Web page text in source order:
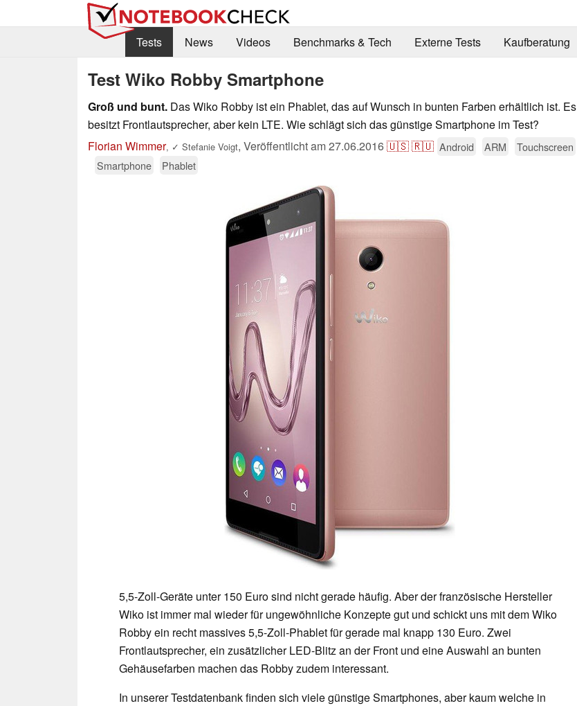
Tests
News Videos Benchmarks & Tech Externe Tests Kaufberatung
Test Wiko Robby Smartphone
Groß und bunt. Das Wiko Robby ist ein Phablet, das auf Wunsch in bunten Farben erhältlich ist. Es
besitzt Frontlautsprecher, aber kein LTE. Wie schlägt sich das günstige Smartphone im Test?
Florian Wimmer, ✓ Stefanie Voigt, Veröffentlicht am27.06.2016🇺🇸🇷🇺 Android ARM
Touchscreen
Smartphone
Phablet
5,5-Zoll-Geräte unter 150 Euro sind nicht gerade häufig. Aber der französische Hersteller
Wiko ist immer mal wieder für ungewöhnliche Konzepte gut und schickt uns mit dem Wiko
Robby ein recht massives 5,5-Zoll-Phablet für gerade mal knapp 130 Euro. Zwei
Frontlautsprecher, ein zusätzlicher LED-Blitz an der Front und eine Auswahl an bunten
Gehäusefarben machen das Robby zudem interessant.
In unserer Testdatenbank finden sich viele günstige Smartphones, aber kaum welche in